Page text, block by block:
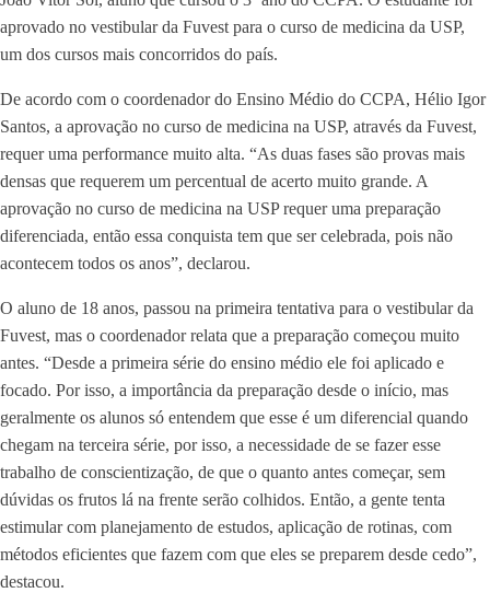
aprovado no vestibular da Fuvest para o curso de medicina da USP,
um dos cursos mais concorridos do país.
De acordo com o coordenador do Ensino Médio do CCPA, Hélio Igor
Santos, a aprovação no curso de medicina na USP, através da Fuvest,
requer uma performance muito alta. “As duas fases são provas mais
densas que requerem um percentual de acerto muito grande. A
aprovação no curso de medicina na USP requer uma preparação
diferenciada, então essa conquista tem que ser celebrada, pois não
acontecem todos os anos”, declarou.
O aluno de 18 anos, passou na primeira tentativa para o vestibular da
Fuvest, mas o coordenador relata que a preparação começou muito
antes. “Desde a primeira série do ensino médio ele foi aplicado e
focado. Por isso, a importância da preparação desde o início, mas
geralmente os alunos só entendem que esse é um diferencial quando
chegam na terceira série, por isso, a necessidade de se fazer esse
trabalho de conscientização, de que o quanto antes começar, sem
dúvidas os frutos lá na frente serão colhidos. Então, a gente tenta
estimular com planejamento de estudos, aplicação de rotinas, com
métodos eficientes que fazem com que eles se preparem desde cedo”,
destacou.